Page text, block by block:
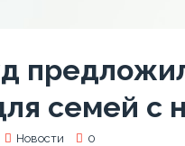
семей с
Новости 0